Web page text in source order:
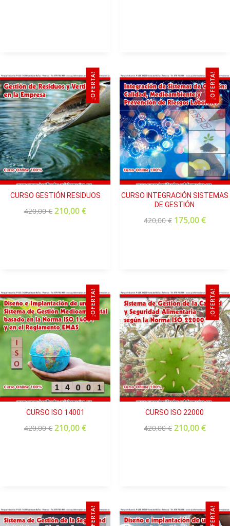
¡OFERTA!
CURSO GESTIÓN RESIDUOS
420,00€ 210,00€
¡OFERTA!
CURSO INTEGRACIÓN SISTEMAS
DE GESTIÓN
420,00€ 175,00€
¡OFERTA!
CURSO ISO 14001
420,00€ 210,00€
¡OFERTA!
CURSO ISO 22000
420,00€ 210,00€
¡OFERTA! ¡OFERTA!